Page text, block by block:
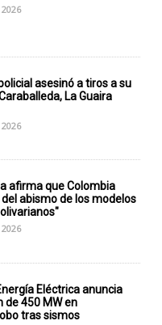
asesinó a tiros a su
La Guaira
afirma que Colombia
abismo de los modelos
Eléctrica anuncia
de 450 MW en
tras sismos